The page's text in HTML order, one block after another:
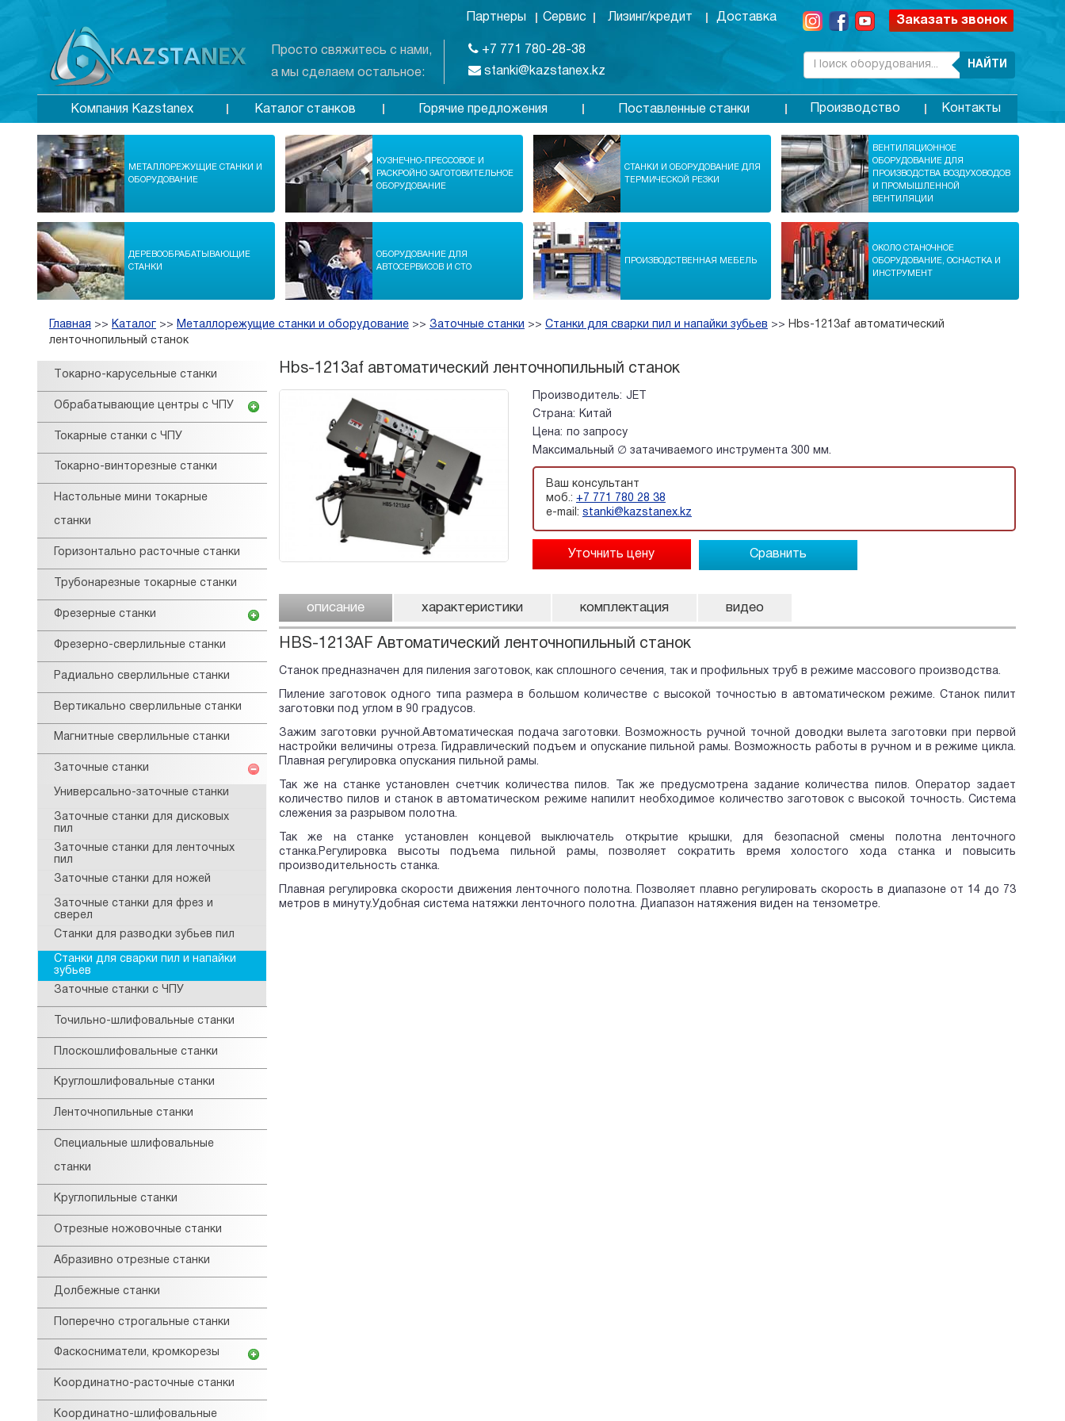
Просто свяжитесь с нами,
а мы сделаем остальное:
Партнеры Сервис Лизинг/кредит Доставка
+7 771 780-28-38
stanki@kazstanex.kz
Заказать звонок
НАЙТИ
Компания Kazstanex Каталог станков Горячие предложения Поставленные станки Производство Контакты
МЕТАЛЛОРЕЖУЩИЕ СТАНКИ И
ОБОРУДОВАНИЕ
КУЗНЕЧНО-ПРЕССОВОЕ И
РАСКРОЙНО ЗАГОТОВИТЕЛЬНОЕ
ОБОРУДОВАНИЕ
СТАНКИ И ОБОРУДОВАНИЕ ДЛЯ
ТЕРМИЧЕСКОЙ РЕЗКИ
ВЕНТИЛЯЦИОННОЕ
ОБОРУДОВАНИЕ ДЛЯ
ПРОИЗВОДСТВА ВОЗДУХОВОДОВ
И ПРОМЫШЛЕННОЙ
ВЕНТИЛЯЦИИ
ДЕРЕВООБРАБАТЫВАЮЩИЕ
СТАНКИ
ОБОРУДОВАНИЕ ДЛЯ
АВТОСЕРВИСОВ И СТО
ПРОИЗВОДСТВЕННАЯ МЕБЕЛЬ
ОКОЛО СТАНОЧНОЕ
ОБОРУДОВАНИЕ, ОСНАСТКА И
ИНСТРУМЕНТ
Главная >> Каталог >> Металлорежущие станки и оборудование >> Заточные станки >> Станки для сварки пил и напайки зубьев >> Hbs-1213af автоматический
ленточнопильный станок
Tокарнo-карусельные станки
Обрабатывающие центры с ЧПУ
Токарные станки с ЧПУ
Токарно-винторезные станки
Настольные мини токарные
станки
Горизонтально расточные станки
Трубонарезные токарные станки
Фрезерные станки
Фрезерно-сверлильные станки
Радиально сверлильные станки
Вертикально сверлильные станки
Магнитные сверлильные станки
Заточные станки
Универсально-заточные станки
Заточные станки для дисковых
пил
Заточные станки для ленточных
пил
Заточные станки для ножей
Заточные станки для фрез и
сверел
Станки для разводки зубьев пил
Станки для сварки пил и напайки
зубьев
Заточные станки с ЧПУ
Точильно-шлифовальные станки
Плоскошлифовальные станки
Круглошлифовальные станки
Ленточнопильные станки
Специальные шлифовальные
станки
Круглопильные станки
Отрезные ножовочные станки
Абразивно отрезные станки
Долбежные станки
Поперечно строгальные станки
Фаскосниматели, кромкорезы
Координатно-расточные станки
Координатно-шлифовальные
Hbs-1213af автоматический ленточнопильный станок
Производитель: JET
Страна:
Китай
Цена: по запросу
Максимальный ∅ затачиваемого инструмента 300 мм.
Ваш консультант
моб.: +7 771 780 28 38
e-mail: stanki@kazstanex.kz
Сравнить
описание характеристики комплектация видео
HBS-1213AF Автоматический ленточнопильный станок
Станок предназначен для пиления заготовок, как сплошного сечения, так и профильных труб в режиме массового производства.
Пиление заготовок одного типа размера в большом количестве с высокой точностью в автоматическом режиме. Станок пилит
заготовки под углом в 90 градусов.
Зажим заготовки ручной.Автоматическая подача заготовки. Возможность ручной точной доводки вылета заготовки при первой
настройки величины отреза. Гидравлический подъем и опускание пильной рамы. Возможность работы в ручном и в режиме цикла.
Плавная регулировка опускания пильной рамы.
Так же на станке установлен счетчик количества пилов. Так же предусмотрена задание количества пилов. Оператор задает
количество пилов и станок в автоматическом режиме напилит необходимое количество заготовок с высокой точность. Система
слежения за разрывом полотна.
Так же на станке установлен концевой выключатель открытие крышки, для безопасной смены полотна ленточного
станка.Регулировка высоты подъема пильной рамы, позволяет сократить время холостого хода станка и повысить
производительность станка.
Плавная регулировка скорости движения ленточного полотна. Позволяет плавно регулировать скорость в диапазоне от 14 до 73
метров в минуту.Удобная система натяжки ленточного полотна. Диапазон натяжения виден на тензометре.